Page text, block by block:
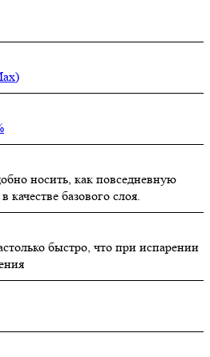
носить, как повседневную
базового слоя.
быстро, что при испарении